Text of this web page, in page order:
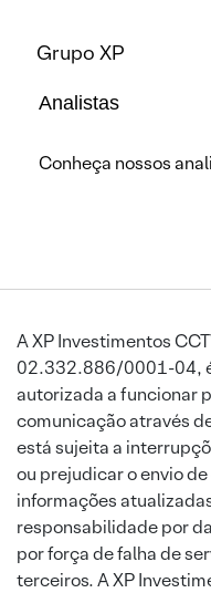
Grupo XP
Analistas
Conheça nossos
A XP Investimentos
02.332.886/0001-04,
autorizada a funcionar
comunicação através
está sujeita a
ou prejudicar o envio
informações
responsabilidade por
por força de falha de
terceiros. A XP